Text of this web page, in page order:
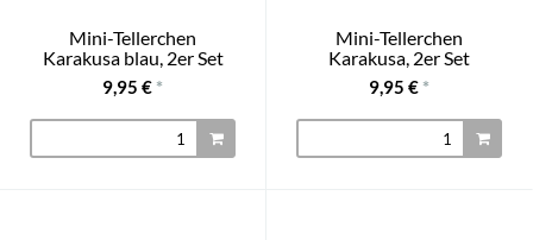
Mini-Tellerchen
Karakusa blau, 2er Set
9,95 € *
Mini-Tellerchen
Karakusa, 2er Set
9,95 € *